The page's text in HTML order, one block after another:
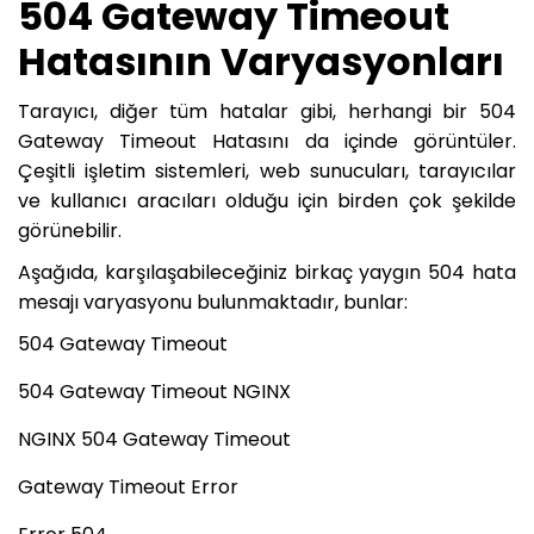
504 Gateway Timeout
Hatasının Varyasyonları
Tarayıcı, diğer tüm hatalar gibi, herhangi bir 504
Gateway Timeout Hatasını da içinde görüntüler.
Çeşitli işletim sistemleri, web sunucuları, tarayıcılar
ve kullanıcı aracıları olduğu için birden çok şekilde
görünebilir.
Aşağıda, karşılaşabileceğiniz birkaç yaygın 504 hata
mesajı varyasyonu bulunmaktadır, bunlar:
504 Gateway Timeout
504 Gateway Timeout NGINX
NGINX 504 Gateway Timeout
Gateway Timeout Error